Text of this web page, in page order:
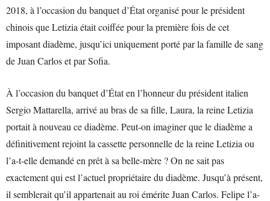
2018, à l’occasion du banquet d’État organisé pour le président
chinois que Letizia était coiffée pour la première fois de cet
imposant diadème, jusqu’ici uniquement porté par la famille de sang
de Juan Carlos et par Sofia.
À l’occasion du banquet d’État en l’honneur du président italien
Sergio Mattarella, arrivé au bras de sa fille, Laura, la reine Letizia
portait à nouveau ce diadème. Peut-on imaginer que le diadème a
définitivement rejoint la cassette personnelle de la reine Letizia ou
l’a-t-elle demandé en prêt à sa belle-mère ? On ne sait pas
exactement qui est l’actuel propriétaire du diadème. Jusqu’à présent,
il semblerait qu’il appartenait au roi émérite Juan Carlos. Felipe l’a-